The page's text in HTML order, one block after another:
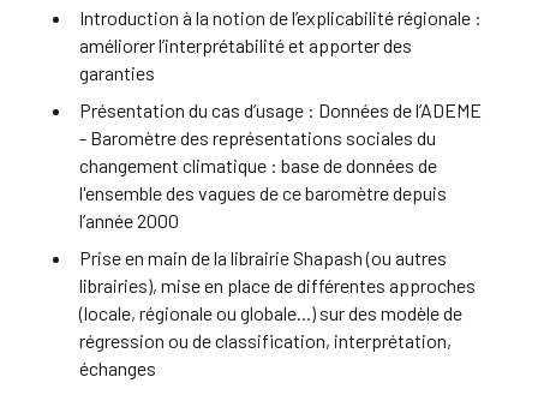
Introduction à la notion de l’explicabilité régionale :
améliorer l’interprétabilité et apporter des
garanties
Présentation du cas d’usage : Données de l’ADEME
- Baromètre des représentations sociales du
changement climatique : base de données de
l'ensemble des vagues de ce baromètre depuis
l’année 2000
Prise en main de la librairie Shapash (ou autres
librairies), mise en place de différentes approches
(locale, régionale ou globale...) sur des modèle de
régression ou de classification, interprétation,
échanges